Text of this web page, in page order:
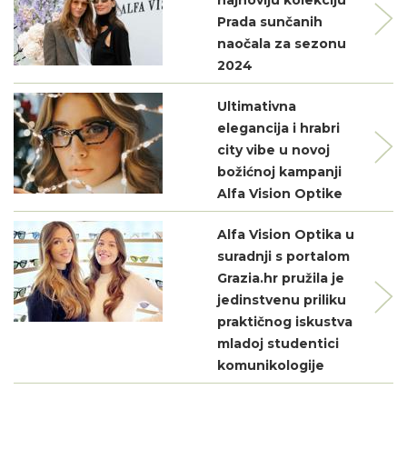
Prada sunčanih
naočala za sezonu
2024
Ultimativna
elegancija i hrabri
city vibe u novoj
božićnoj kampanji
Alfa Vision Optike
Alfa Vision Optika u
suradnji s portalom
Grazia.hr pružila je
jedinstvenu priliku
praktičnog iskustva
mladoj studentici
komunikologije